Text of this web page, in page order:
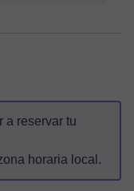
a reservar tu
horaria local.